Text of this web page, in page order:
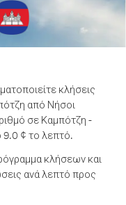
κλήσεις
από Νήσοι
σε Καμπότζη -
9.0 ¢ το λεπτό.
κλήσεων και
ανά λεπτό προς